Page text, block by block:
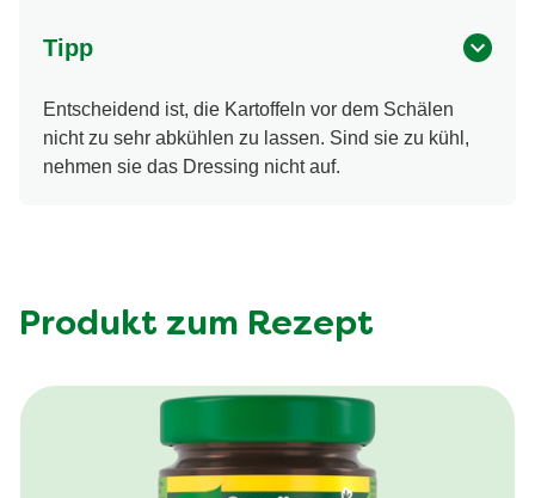
Tipp
Entscheidend ist, die Kartoffeln vor dem Schälen
nicht zu sehr abkühlen zu lassen. Sind sie zu kühl,
nehmen sie das Dressing nicht auf.
Produkt zum Rezept